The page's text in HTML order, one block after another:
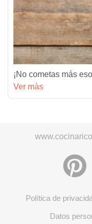
¡No cometas más
Ver màs
Política de
Datos